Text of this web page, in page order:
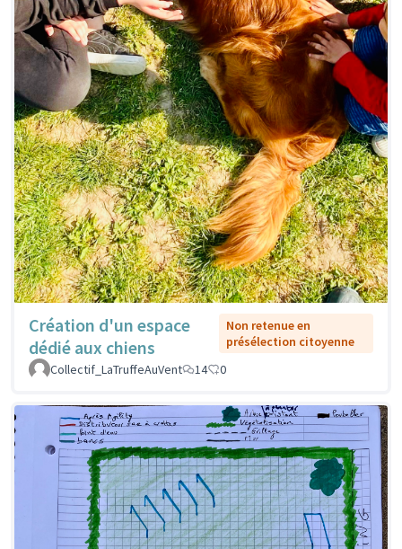
Création d'un espace
dédié aux chiens
Non retenue en
présélection citoyenne
Collectif_LaTruffeAuVent
14 0